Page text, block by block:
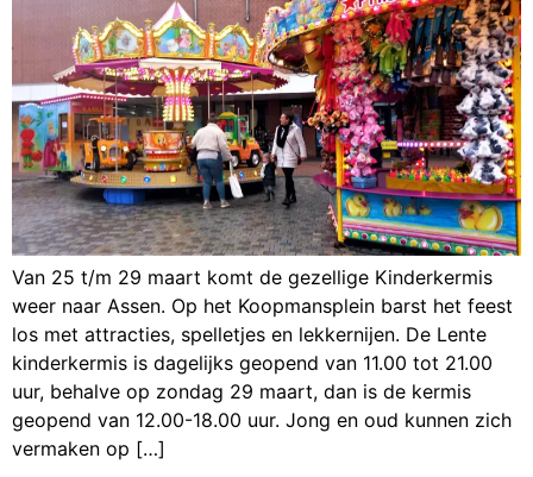
Van 25 t/m 29 maart komt de gezellige Kinderkermis
weer naar Assen. Op het Koopmansplein barst het feest
los met attracties, spelletjes en lekkernijen. De Lente
kinderkermis is dagelijks geopend van 11.00 tot 21.00
uur, behalve op zondag 29 maart, dan is de kermis
geopend van 12.00-18.00 uur. Jong en oud kunnen zich
vermaken op […]